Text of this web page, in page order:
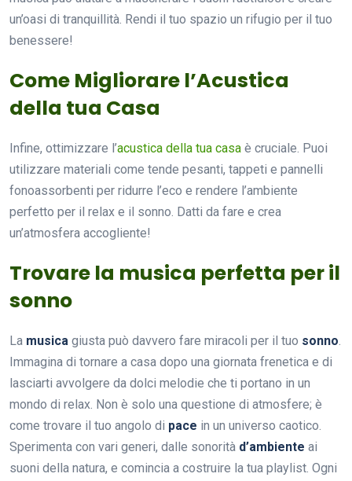
un’oasi di tranquillità. Rendi il tuo spazio un rifugio per il tuo
benessere!
Come Migliorare l’Acustica
della tua Casa
Infine, ottimizzare l’acustica della tua casa è cruciale. Puoi
utilizzare materiali come tende pesanti, tappeti e pannelli
fonoassorbenti per ridurre l’eco e rendere l’ambiente
perfetto per il relax e il sonno. Datti da fare e crea
un’atmosfera accogliente!
Trovare la musica perfetta per il
sonno
La musica giusta può davvero fare miracoli per il tuo sonno.
Immagina di tornare a casa dopo una giornata frenetica e di
lasciarti avvolgere da dolci melodie che ti portano in un
mondo di relax. Non è solo una questione di atmosfere; è
come trovare il tuo angolo di pace in un universo caotico.
Sperimenta con vari generi, dalle sonorità d’ambiente ai
suoni della natura, e comincia a costruire la tua playlist. Ogni